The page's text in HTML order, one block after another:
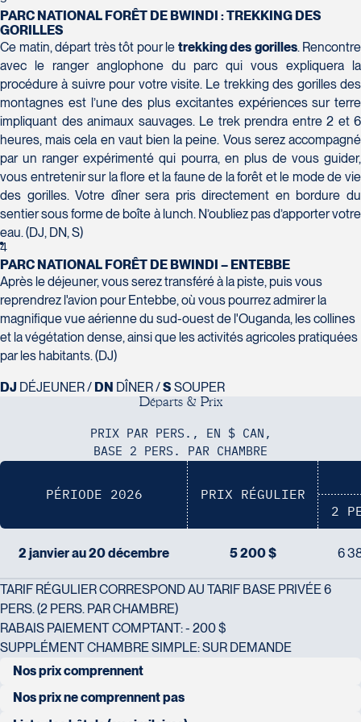
PARC NATIONAL FORÊT DE BWINDI : TREKKING DES
GORILLES
Ce matin, départ très tôt pour le trekking des gorilles. Rencontre
avec le ranger anglophone du parc qui vous expliquera la
procédure à suivre pour votre visite. Le trekking des gorilles des
montagnes est l’une des plus excitantes expériences sur terre
impliquant des animaux sauvages. Le trek prendra entre 2 et 6
heures, mais cela en vaut bien la peine. Vous serez accompagné
par un ranger expérimenté qui pourra, en plus de vous guider,
vous entretenir sur la flore et la faune de la forêt et le mode de vie
des gorilles. Votre dîner sera pris directement en bordure du
sentier sous forme de boîte à lunch. N’oubliez pas d’apporter votre
eau. (DJ, DN, S)
4
PARC NATIONAL FORÊT DE BWINDI – ENTEBBE
Après le déjeuner, vous serez transféré à la piste, puis vous
reprendrez l'avion pour Entebbe, où vous pourrez admirer la
magnifique vue aérienne du sud-ouest de l'Ouganda, les collines
et la végétation dense, ainsi que les activités agricoles pratiquées
par les habitants. (DJ)
DJ DÉJEUNER / DN DÎNER /S SOUPER
Départs & Prix
PRIX PAR PERS., EN $ CAN,
BASE 2 PERS. PAR CHAMBRE
PÉRIODE 2026
PRIX RÉGULIER
2
2 janvier au 20 décembre 5 200 $ 6
TARIF RÉGULIER CORRESPOND AU TARIF BASE PRIVÉE 6
PERS. (2 PERS. PAR CHAMBRE)
RABAIS PAIEMENT COMPTANT: - 200 $
SUPPLÉMENT CHAMBRE SIMPLE: SUR DEMANDE
Nos prix comprennent
transfert en véhicule 2x4, safari en véhicule 4x4
Nos prix ne comprennent pas
Voyages Nouveau-Monde
420 Boulevard Manseau
Joliette
J6E 3E1
Tél :450-755-5557 / 1-877-751-5557
1460 Chemin Gascon
Terrebonne
J6X 2Z5
Tél :450-964-3574
Voyages des Laurentides
939 Boulevard Albiny-Paquette
Mont-Laurier
J9L 3J1
Tél :819-623-2511 / 1-866-385-2511
Tél :450-688-6211 / 1-888-682-8616
Club Voyages Orientation
1001 Boulevard de Montarville - local 39
Boucherville
J4B 6P5
Tél :450-655-1855 / 1-866-655-5736
Club Voyages Princesse
686 rue Principale
Granby
Tél :450-372-4444
Voyages Action
230 Boulevard Sir-Wilfrid-Laurier
Tél :450-464-0363 / 1-800-331-0363
2840 Boulevard Laframboise
Saint-Hyacinthe
J2S 4Z1
Tél :450-774-6436 / 1-800-561-2967
La Forfaiterie Voyages
5401 Boulevard Des Galeries - Local 104
(porte H)
Québec
G2K 1N4
Tél :418-652-2400 / 1-888-848-1518
Le Voyagiste de Québec
3229 Chemin des Quatre-Bourgeois -
Suite 120QuébecG1W 0C1
Tél :418-977-4080 / 1-877-977-4080
Voyages CAA Place de la Cité
2600 Boulevard Laurier #133, Place de la
Québec
Voyages CAA Québec
500 rue Bouvier - Suite 202
G2J 1E3